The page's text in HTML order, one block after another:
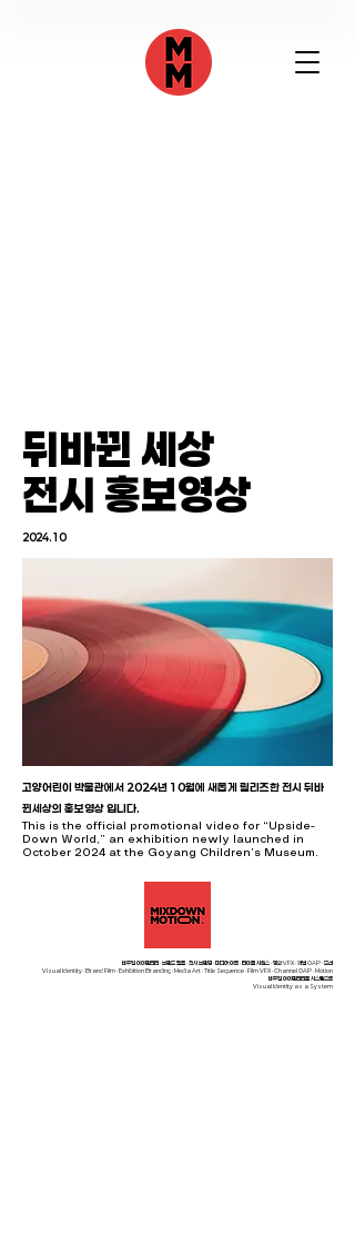
​뒤바뀐 세상
전시 홍보영상
2024.10
고양어린이 박물관에서 2024년 10월에 새롭게 릴리즈한 전시 뒤바
뀐세상의 홍보영상 입니다.
This is the official promotional video for “Upside-
Down World,” an exhibition newly launched in
October 2024 at the Goyang Children’s Museum.
비주얼 아이덴티티 · 브랜드 필름 · 전시 브랜딩 · 미디어 아트 · 타이틀 시퀀스 · 영화 VFX · 채널 OAP · 모션
Visual Identity · Brand Film · Exhibition Branding · Media Art · Title Sequence · Film VFX · Channel OAP · Motion
비주얼 아이덴티티를 시스템으로
Visual Identity as a System